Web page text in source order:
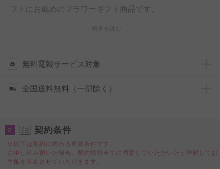
フトにお薦めのフラワーギフト商品です。
誕生日祝い、結婚祝い、出産祝い、退職祝い、還暦や米
贈り物から、開店祝い、開業祝い、移転祝い、就任祝い
お祝い花と供花を販売するネットの花屋ビジネスフラワ
ー®が提案する、新しい形のお祝い向けフラワーギフト
です。
続きを読む
無料電報サービス対象
全国送料無料（一部除く）
2 契約条件
※以下は契約に関わる重要条件です。
お申し込み頂いた場合、契約情報全てに同意していただいたと理解してお
手配を進めさせていただきます。